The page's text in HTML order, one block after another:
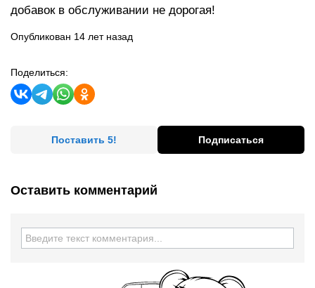
добавок в обслуживании не дорогая!
Опубликован 14 лет назад
Поделиться:
Поставить 5! Подписаться
Оставить комментарий